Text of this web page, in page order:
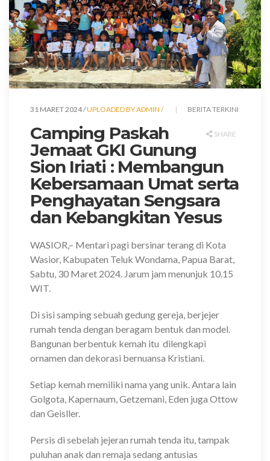
31 MARET 2024 /UPLOADED BY ADMIN / BERITA TERKINI
SHARE
Camping Paskah
Jemaat GKI Gunung
Sion Iriati : Membangun
Kebersamaan Umat serta
Penghayatan Sengsara
dan Kebangkitan Yesus
WASIOR,– Mentari pagi bersinar terang di Kota
Wasior, Kabupaten Teluk Wondama, Papua Barat,
Sabtu, 30 Maret 2024. Jarum jam menunjuk 10.15
WIT.
Di sisi samping sebuah gedung gereja, berjejer
rumah tenda dengan beragam bentuk dan model.
Bangunan berbentuk kemah itu dilengkapi
ornamen dan dekorasi bernuansa Kristiani.
Setiap kemah memiliki nama yang unik. Antara lain
Golgota, Kapernaum, Getzemani, Eden juga Ottow
dan Geisller.
Persis di sebelah jejeran rumah tenda itu, tampak
puluhan anak dan remaja sedang antusias